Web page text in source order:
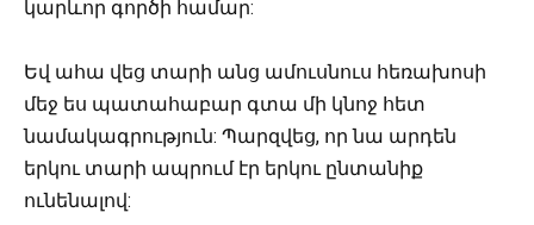
կարևոր գործի համար:
Եվ ահա վեց տարի անց ամուսնուս հեռախոսի
մեջ ես պատահաբար գտա մի կնոջ հետ
նամակագրություն: Պարզվեց, որ նա արդեն
երկու տարի ապրում էր երկու ընտանիք
ունենալով: